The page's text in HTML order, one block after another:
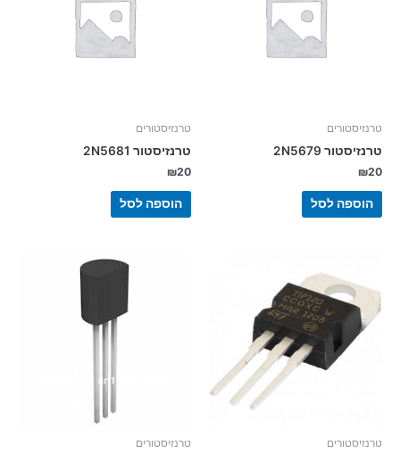
טרנזיסטורים
טרנזיסטור 2N5679
₪20
הוספה לסל
טרנזיסטורים
טרנזיסטור 2N5681
₪20
הוספה לסל
טרנזיסטורים טרנזיסטורים